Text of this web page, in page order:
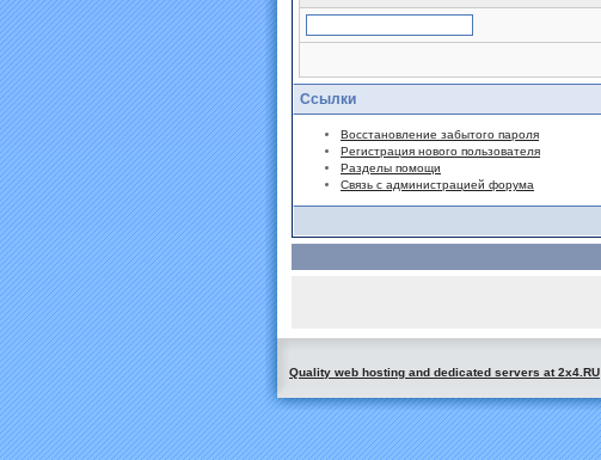
Ссылки
Восстановление забытого пароля
Регистрация нового пользователя
Разделы помощи
Связь с администрацией форума
Quality web hosting and dedicated servers at 2x4.RU